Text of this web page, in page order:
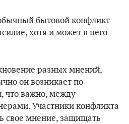
бытовой конфликт
хотя и может в него
разных мнений,
он возникает по
что важно, между
Участники конфликта
свое мнение, защищать